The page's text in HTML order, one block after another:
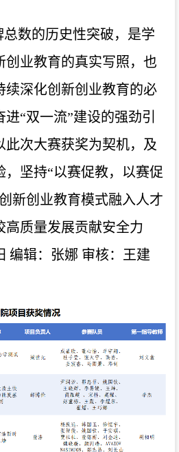
数的历史性突破，是学
创业教育的真实写照，也
续深化创新创业教育的必
进“双一流”建设的强劲引
此次大赛获奖为契机，及
，坚持“以赛促教，以赛促
新创业教育模式融入人才
高质量发展贡献安全力
编辑：张娜 审核：王建